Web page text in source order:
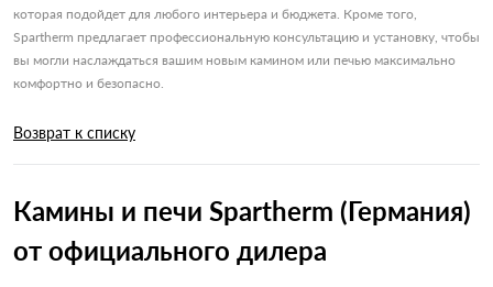
которая подойдет для любого интерьера и бюджета. Кроме того,
Spartherm предлагает профессиональную консультацию и установку, чтобы
вы могли наслаждаться вашим новым камином или печью максимально
комфортно и безопасно.
Возврат к списку
Камины и печи Spartherm (Германия)
от официального дилера